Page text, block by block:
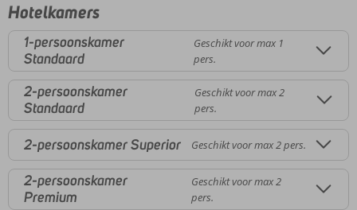
Hotelkamers
1-persoonskamer
Standaard
Geschikt voor max 1
pers.
2-persoonskamer
Standaard
Geschikt voor max 2
pers.
2-persoonskamer Superior Geschikt voor max 2 pers.
2-persoonskamer
Premium
Geschikt voor max 2
pers.